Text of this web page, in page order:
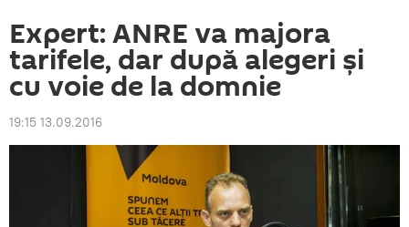
Expert: ANRE va majora
tarifele, dar după alegeri și
cu voie de la domnie
19:15 13.09.2016